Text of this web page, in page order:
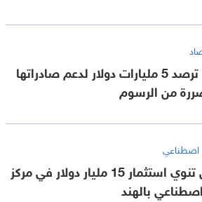
الهند ترصد 5 مليارات دولار لدعم صادراتها
من الرسوم
اصطناعي
غوغل تنوي استثمار 15 مليار دولار في مركز
بالهند